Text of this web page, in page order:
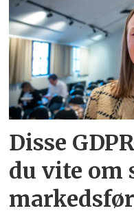
Disse
du vite om